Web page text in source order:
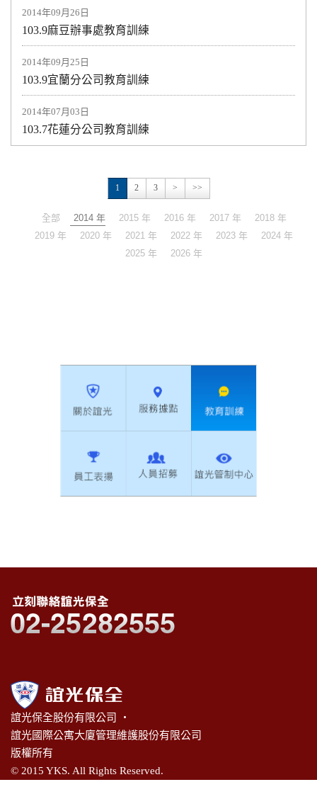
2014年09月26日
103.9麻豆辦事處教育訓練
2014年09月25日
103.9宜蘭分公司教育訓練
2014年07月03日
103.7花蓮分公司教育訓練
1 2 3 > >>
全部 2014 年 2015 年 2016 年 2017 年
2018 年
2019 年
2020 年 2021 年 2022 年 2023 年
2024 年
2025 年
2026 年
誼光保全股份有限公司 ‧
誼光國際公寓大廈管理維護股份有限公司
版權所有
© 2015 YKS. All Rights Reserved.